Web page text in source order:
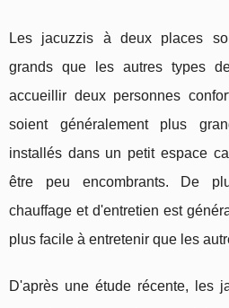
Les jacuzzis à deux places
grands que les autres types
accueillir deux personnes
soient généralement plus
installés dans un petit espace
être peu encombrants. De
chauffage et d'entretien est
plus facile à entretenir que les
D'après une étude récente, les